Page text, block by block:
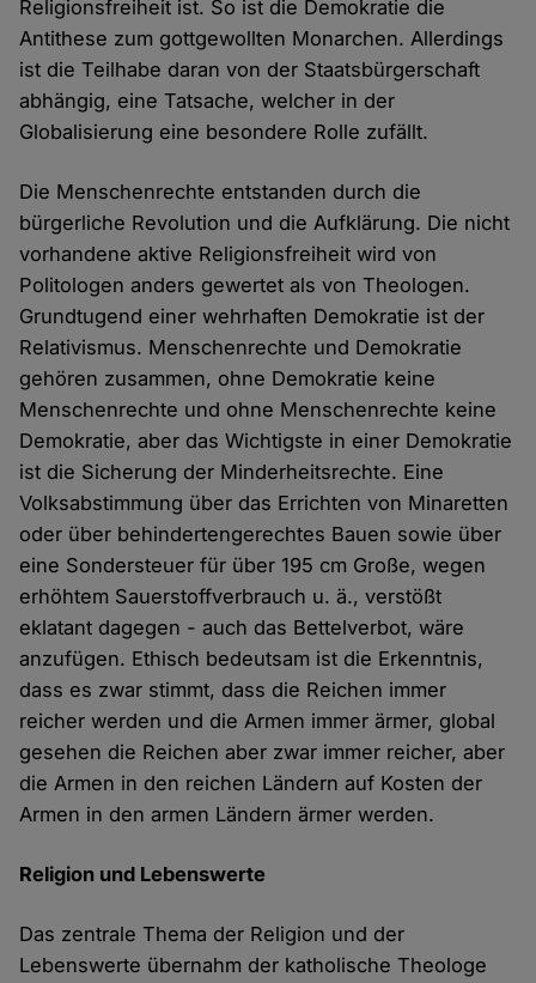
Religionsfreiheit ist. So ist die Demokratie die
Antithese zum gottgewollten Monarchen. Allerdings
ist die Teilhabe daran von der Staatsbürgerschaft
abhängig, eine Tatsache, welcher in der
Globalisierung eine besondere Rolle zufällt.
Die Menschenrechte entstanden durch die
bürgerliche Revolution und die Aufklärung. Die nicht
vorhandene aktive Religionsfreiheit wird von
Politologen anders gewertet als von Theologen.
Grundtugend einer wehrhaften Demokratie ist der
Relativismus. Menschenrechte und Demokratie
gehören zusammen, ohne Demokratie keine
Menschenrechte und ohne Menschenrechte keine
Demokratie, aber das Wichtigste in einer Demokratie
ist die Sicherung der Minderheitsrechte. Eine
Volksabstimmung über das Errichten von Minaretten
oder über behindertengerechtes Bauen sowie über
eine Sondersteuer für über 195 cm Große, wegen
erhöhtem Sauerstoffverbrauch u. ä., verstößt
eklatant dagegen - auch das Bettelverbot, wäre
anzufügen. Ethisch bedeutsam ist die Erkenntnis,
dass es zwar stimmt, dass die Reichen immer
reicher werden und die Armen immer ärmer, global
gesehen die Reichen aber zwar immer reicher, aber
die Armen in den reichen Ländern auf Kosten der
Armen in den armen Ländern ärmer werden.
Religion und Lebenswerte
Das zentrale Thema der Religion und der
Lebenswerte übernahm der katholische Theologe